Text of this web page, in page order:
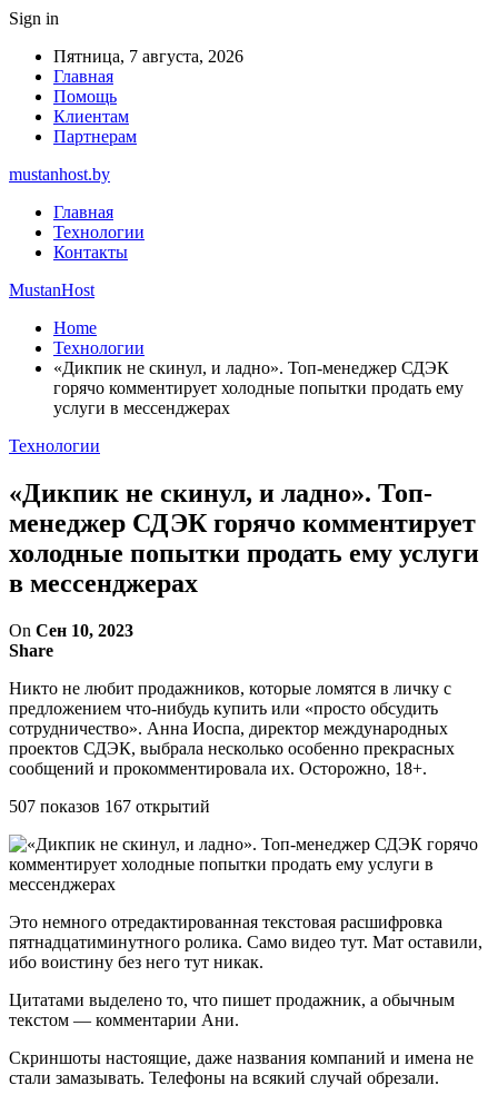
Sign in
Пятница, 7 августа, 2026
Главная
Помощь
Клиентам
Партнерам
mustanhost.by
Главная
Технологии
Контакты
MustanHost
Home
Технологии
«Дикпик не скинул, и ладно». Топ-менеджер СДЭК
горячо комментирует холодные попытки продать ему
услуги в мессенджерах
Технологии
«Дикпик не скинул, и ладно». Топ-
менеджер СДЭК горячо комментирует
холодные попытки продать ему услуги
в мессенджерах
On Сен 10, 2023
Share
Никто не любит продажников, которые ломятся в личку с
предложением что-нибудь купить или «просто обсудить
сотрудничество». Анна Иоспа, директор международных
проектов СДЭК, выбрала несколько особенно прекрасных
сообщений и прокомментировала их. Осторожно, 18+.
507 показов 167 открытий
Это немного отредактированная текстовая расшифровка
пятнадцатиминутного ролика. Само видео тут. Мат оставили,
ибо воистину без него тут никак.
Цитатами выделено то, что пишет продажник, а обычным
текстом — комментарии Ани.
Скриншоты настоящие, даже названия компаний и имена не
стали замазывать. Телефоны на всякий случай обрезали.